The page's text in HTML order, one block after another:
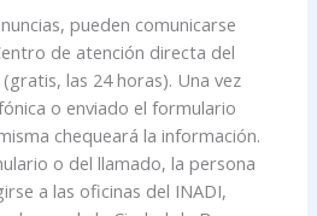
pueden comunicarse
de atención directa del
las 24 horas). Una vez
o enviado el formulario
chequeará la información.
o del llamado, la persona
a las oficinas del INADI,